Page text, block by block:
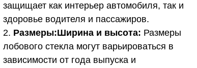
защищает как интерьер автомобиля, так и
здоровье водителя и пассажиров.
2. Размеры:Ширина и высота: Размеры
лобового стекла могут варьироваться в
зависимости от года выпуска и